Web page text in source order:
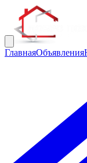
ГлавнаяОбъявления